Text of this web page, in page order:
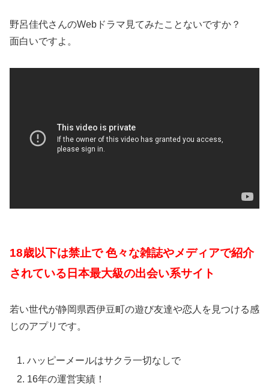
野呂佳代さんのWebドラマ見てみたことないですか？
面白いですよ。
18歳以下は禁止で 色々な雑誌やメディアで紹介
されている日本最大級の出会い系サイト
若い世代が静岡県西伊豆町の遊び友達や恋人を見つける感
じのアプリです。
ハッピーメールはサクラ一切なしで
16年の運営実績！